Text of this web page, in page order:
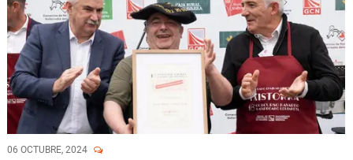
06 OCTUBRE, 2024